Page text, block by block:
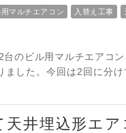
用マルチエアコン 入替え工事
のビル用マルチエアコン
した。今回は2回に分け
井埋込形エ